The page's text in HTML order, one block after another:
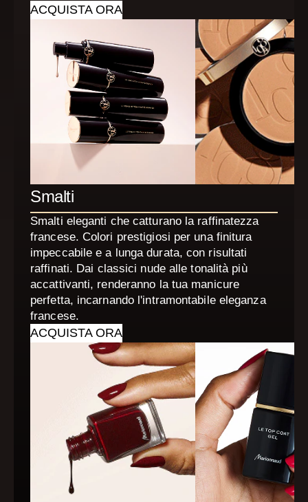
ACQUISTA ORA
Smalti
Smalti eleganti che catturano la raffinatezza
francese. Colori prestigiosi per una finitura
impeccabile e a lunga durata, con risultati
raffinati. Dai classici nude alle tonalità più
accattivanti, renderanno la tua manicure
perfetta, incarnando l'intramontabile eleganza
francese.
ACQUISTA ORA